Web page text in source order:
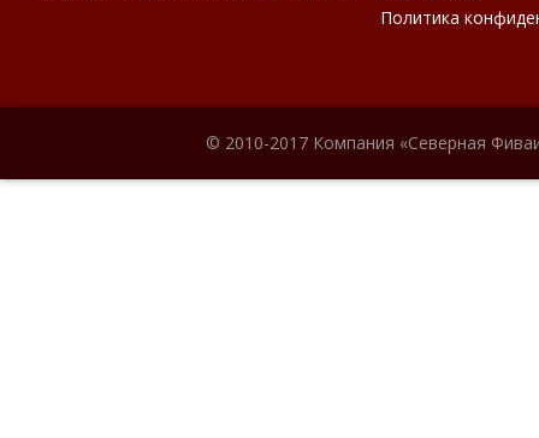
Политика
© 2010-2017 Компания «Северная